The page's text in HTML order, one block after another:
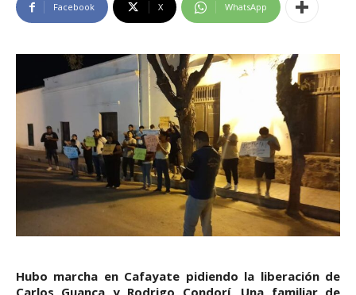
Facebook X WhatsApp
Hubo marcha en Cafayate pidiendo la liberación de
Carlos Guanca y Rodrigo Condorí. Una familiar de